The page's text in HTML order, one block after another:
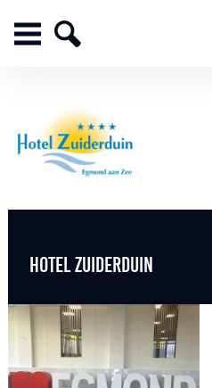
HOTEL ZUIDERDUIN